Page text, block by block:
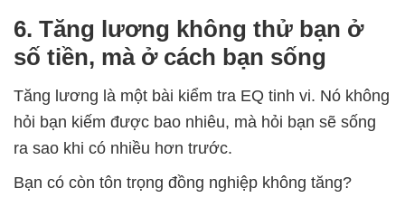
6. Tăng lương không thử bạn ở
số tiền, mà ở cách bạn sống
Tăng lương là một bài kiểm tra EQ tinh vi. Nó không
hỏi bạn kiếm được bao nhiêu, mà hỏi bạn sẽ sống
ra sao khi có nhiều hơn trước.
Bạn có còn tôn trọng đồng nghiệp không tăng?